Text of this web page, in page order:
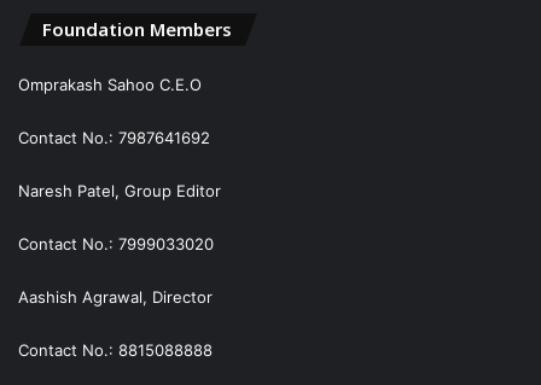
Foundation Members
Omprakash Sahoo C.E.O
Contact No.: 7987641692
Naresh Patel, Group Editor
Contact No.: 7999033020
Aashish Agrawal, Director
Contact No.: 8815088888